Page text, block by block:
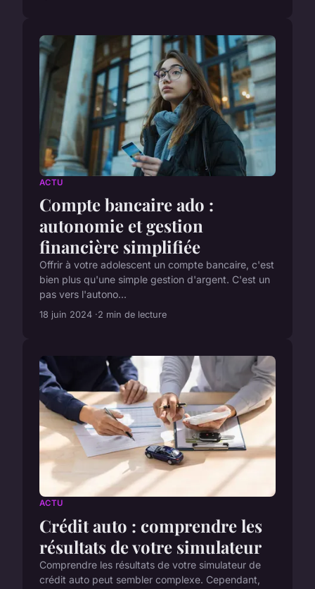
ACTU
Compte bancaire ado :
autonomie et gestion
financière simplifiée
Offrir à votre adolescent un compte bancaire, c'est
bien plus qu'une simple gestion d'argent. C'est un
pas vers l'autono...
18 juin 2024 2 min de lecture
ACTU
Crédit auto : comprendre les
résultats de votre simulateur
Comprendre les résultats de votre simulateur de
crédit auto peut sembler complexe. Cependant,